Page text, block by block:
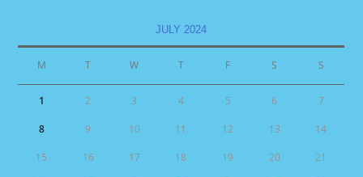
JULY 2024
M T W T F S S
1 2 3 4 5 6 7
8 9 10 11 12 13 14
15 16 17 18 19 20 21